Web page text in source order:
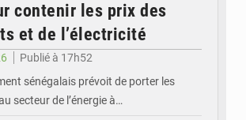
contenir les prix des
et de l’électricité
Publié à 17h52
sénégalais prévoit de porter les
secteur de l’énergie à…